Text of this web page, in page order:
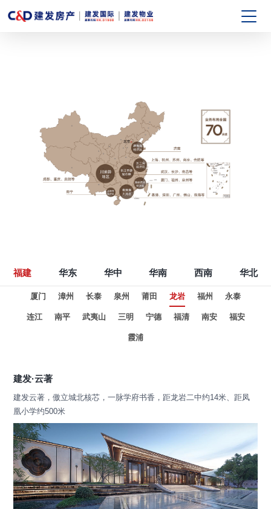
福建 华东 华中 华南 西南 华北
厦门 漳州 长泰 泉州 莆田 龙岩 福州 永泰
连江 南平 武夷山 三明 宁德 福清 南安 福安
霞浦
建发·云著
建发云著，傲立城北核芯，一脉学府书香，距龙岩二中约14米、距凤
凰小学约500米